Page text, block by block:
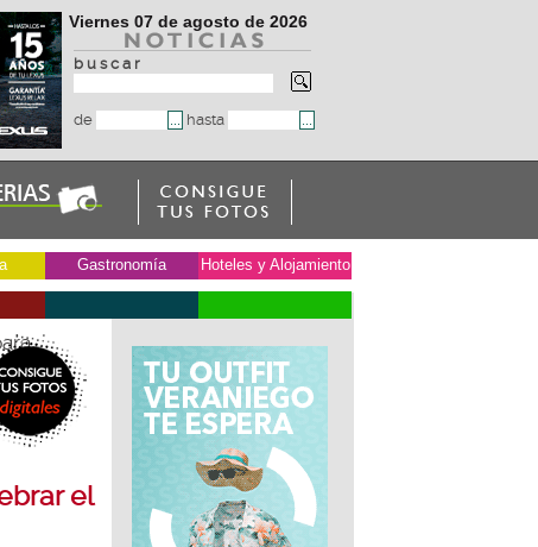
Viernes 07 de agosto de 2026
b u s c a r
de hasta
Gastronomía Hoteles y Alojamiento
el